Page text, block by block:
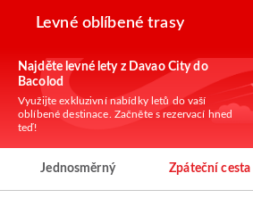
Levné oblíbené trasy
Najděte levné lety z Davao City do
Bacolod
Využijte exkluzivní nabídky letů do vaší
oblíbené destinace. Začněte s rezervací hned
teď!
Jednosměrný Zpáteční cesta